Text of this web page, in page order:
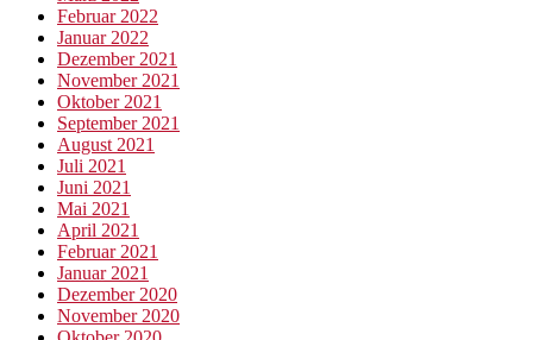
Februar 2022
Januar 2022
Dezember 2021
November 2021
Oktober 2021
September 2021
August 2021
Juli 2021
Juni 2021
Mai 2021
April 2021
Februar 2021
Januar 2021
Dezember 2020
November 2020